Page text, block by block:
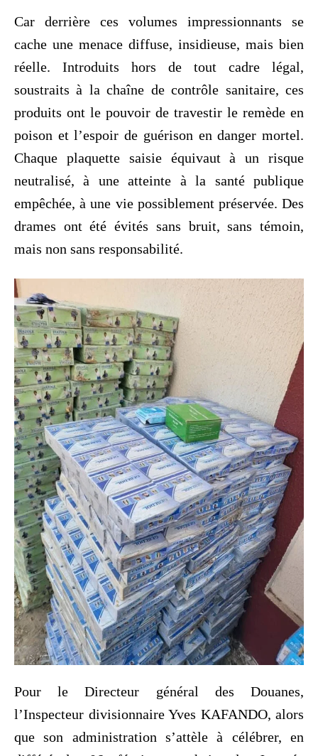
Car derrière ces volumes impressionnants se
cache une menace diffuse, insidieuse, mais bien
réelle. Introduits hors de tout cadre légal,
soustraits à la chaîne de contrôle sanitaire, ces
produits ont le pouvoir de travestir le remède en
poison et l’espoir de guérison en danger mortel.
Chaque plaquette saisie équivaut à un risque
neutralisé, à une atteinte à la santé publique
empêchée, à une vie possiblement préservée. Des
drames ont été évités sans bruit, sans témoin,
mais non sans responsabilité.
Pour le Directeur général des Douanes,
l’Inspecteur divisionnaire Yves KAFANDO, alors
que son administration s’attèle à célébrer, en